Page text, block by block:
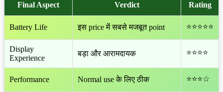
Final Aspect Verdict Rating
Battery Life इस price में सबसे मजबूत point ⭐⭐⭐⭐⭐
Display
Experience
बड़ा और आरामदायक ⭐⭐⭐⭐
Performance Normal use के लिए ठीक ⭐⭐⭐☆